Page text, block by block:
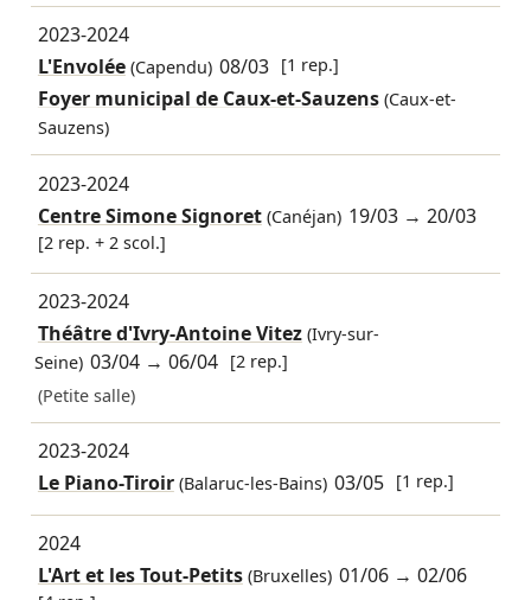
2023-2024
L'Envolée(Capendu) 08/03 [1 rep.]
Foyer municipal de Caux-et-Sauzens (Caux-et-
Sauzens)
2023-2024
Centre Simone Signoret(Canéjan) 19/03 →20/03
[2 rep. + 2 scol.]
2023-2024
Théâtre d'Ivry-Antoine Vitez(Ivry-sur-
Seine) 03/04 →06/04 [2 rep.]
(Petite salle)
2023-2024
Le Piano-Tiroir(Balaruc-les-Bains) 03/05 [1 rep.]
2024
L'Art et les Tout-Petits(Bruxelles) 01/06 →02/06